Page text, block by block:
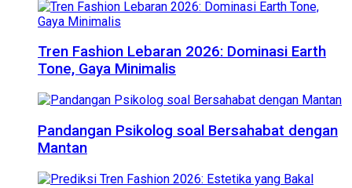
Tren Fashion Lebaran 2026: Dominasi Earth
Tone, Gaya Minimalis
Pandangan Psikolog soal Bersahabat dengan
Mantan